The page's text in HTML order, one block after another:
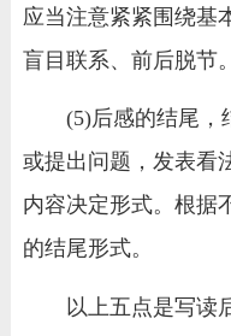
应当注意紧紧围绕基
盲目联系、前后脱节。
(5)后感的结尾，
或提出问题，发表看
内容决定形式。根据
的结尾形式。
以上五点是写读